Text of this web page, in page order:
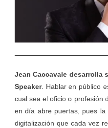
Jean Caccavale desarrolla
Speaker. Hablar en público
cual sea el oficio o profesión
en día abre puertas, pues la
digitalización que cada vez